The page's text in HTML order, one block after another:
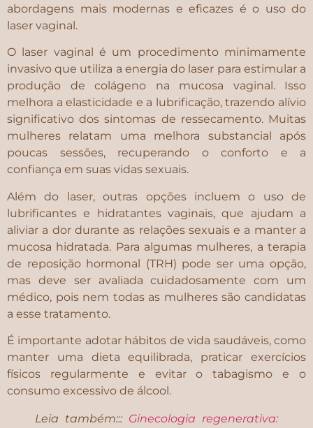
abordagens mais modernas e eficazes é o uso do
laser vaginal.
O laser vaginal é um procedimento minimamente
invasivo que utiliza a energia do laser para estimular a
produção de colágeno na mucosa vaginal. Isso
melhora a elasticidade e a lubrificação, trazendo alívio
significativo dos sintomas de ressecamento. Muitas
mulheres relatam uma melhora substancial após
poucas sessões, recuperando o conforto e a
confiança em suas vidas sexuais.
Além do laser, outras opções incluem o uso de
lubrificantes e hidratantes vaginais, que ajudam a
aliviar a dor durante as relações sexuais e a manter a
mucosa hidratada. Para algumas mulheres, a terapia
de reposição hormonal (TRH) pode ser uma opção,
mas deve ser avaliada cuidadosamente com um
médico, pois nem todas as mulheres são candidatas
a esse tratamento.
É importante adotar hábitos de vida saudáveis, como
manter uma dieta equilibrada, praticar exercícios
físicos regularmente e evitar o tabagismo e o
consumo excessivo de álcool.
Leia também::: Ginecologia regenerativa: